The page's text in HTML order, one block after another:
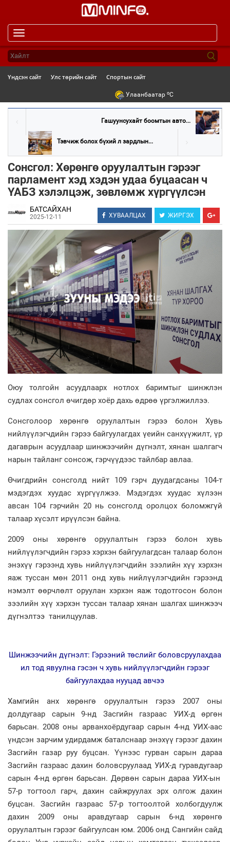
navigation
Үндсэн сайт Улс төрийн сайт Спортын сайт
Улаанбаатар oC
Гашуунсухайт боомтын авто...
Тэвчиж болох бүхий л зардлын...
Сонсгол: Хөрөнгө оруулалтын гэрээг
парламент хэд хэдэн удаа буцаасан ч
ҮАБЗ хэлэлцэж, зөвлөмж хүргүүлсэн
БАТСАЙХАН
2025-12-11 ХУВААЛЦАХ ЖИРГЭХ
Оюу толгойн асуудлаарх нотлох баримтыг шинжлэн
судлах сонсгол өчигдөр хоёр дахь өдрөө үргэлжиллээ.
Сонсголоор хөрөнгө оруулалтын гэрээ болон Хувь
нийлүүлэгчдийн гэрээ байгуулагдах үеийн санхүүжилт, үр
дагаврын асуудлаар шинжээчийн дүгнэлт, хянан шалгагч
нарын тайланг сонсож, гэрчүүдээс тайлбар авлаа.
Өчигдрийн сонсголд нийт 109 гэрч дуудагдсаны 104-т
мэдэгдэх хуудас хүргүүлжээ. Мэдэгдэх хуудас хүлээн
авсан 104 гэрчийн 20 нь сонсголд оролцох боломжгүй
талаар хүсэлт ирүүлсэн байна.
2009 оны хөрөнгө оруулалтын гэрээ болон хувь
нийлүүлэгчдийн гэрээ хэрхэн байгуулагдсан талаар болон
энэхүү гэрээнд хувь нийлүүлэгчдийн зээлийн хүү хэрхэн
яаж туссан мөн 2011 онд хувь нийлүүлэгчдийн гэрээнд
нэмэлт өөрчлөлт оруулан хэрхэн яаж тодотгосон болон
зээлийн хүү хэрхэн туссан талаар хянан шалгах шинжээч
дүгнэлтээ танилцуулав.
Шинжээчийн дүгнэлт: Гэрээний төслийг боловсруулахдаа
ил тод явуулна гэсэн ч хувь нийлүүлэгчдийн гэрээг
байгуулахдаа нууцад авчээ
Хамгийн анх хөрөнгө оруулалтын гэрээ 2007 оны
долдугаар сарын 9-нд Засгийн газраас УИХ-д өргөн
барьсан. 2008 оны арванхоёрдугаар сарын 4-нд УИХ-аас
үндсэн зарчим удирдамж баталснаар энэхүү гэрээг дахин
Засгийн газар руу буцсан. Үүнээс гурван сарын дараа
Засгийн газраас дахин боловсруулаад УИХ-д гуравдугаар
сарын 4-нд өргөн барьсан. Дөрвөн сарын дараа УИХ-ын
57-р тогтоол гарч, дахин сайжруулах эрх олгож дахин
буцсан. Засгийн газраас 57-р тогтоолтой холбогдуулж
дахин 2009 оны аравдугаар сарын 6-нд хөрөнгө
оруулалтын гэрээг байгуулсан юм. 2006 онд Сангийн сайд